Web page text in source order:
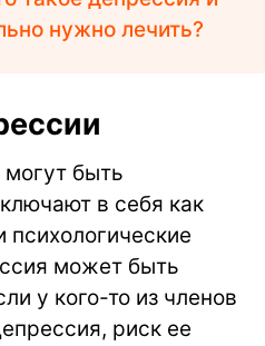
нужно лечить?
быть
в себя как
психологические
может быть
у кого-то из членов
риск ее